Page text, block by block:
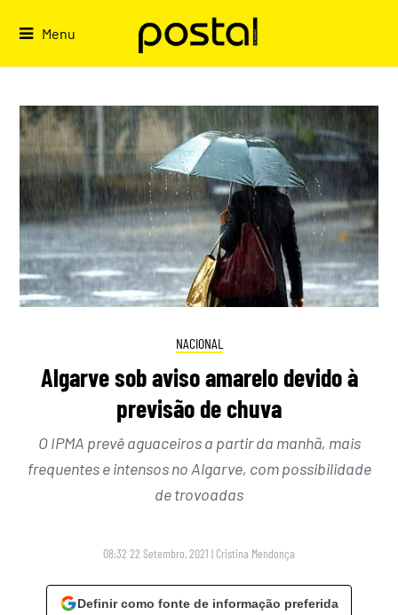
Menu
NACIONAL
Algarve sob aviso amarelo devido à
previsão de chuva
O IPMA prevê aguaceiros a partir da manhã, mais
frequentes e intensos no Algarve, com possibilidade
de trovoadas
08:32 22 Setembro, 2021 | Cristina Mendonça
Definir como fonte de informação preferida